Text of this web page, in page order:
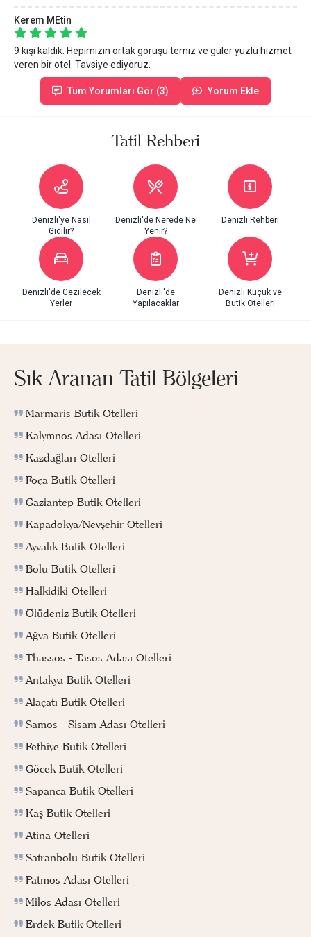
Kerem MEtin
9 kişi kaldık. Hepimizin ortak görüşü temiz ve güler yüzlü hizmet
veren bir otel. Tavsiye ediyoruz.
Tüm Yorumları Gör (3) Yorum Ekle
Tatil Rehberi
Denizli'ye Nasıl
Gidilir?
Denizli'de Nerede Ne
Yenir?
Denizli Rehberi
Denizli'de Gezilecek
Yerler
Denizli'de
Yapılacaklar
Denizli Küçük ve
Butik Otelleri
Sık Aranan Tatil Bölgeleri
Marmaris Butik Otelleri
Kalymnos Adası Otelleri
Kazdağları Otelleri
Foça Butik Otelleri
Gaziantep Butik Otelleri
Kapadokya/Nevşehir Otelleri
Ayvalık Butik Otelleri
Bolu Butik Otelleri
Halkidiki Otelleri
Ölüdeniz Butik Otelleri
Ağva Butik Otelleri
Thassos - Tasos Adası Otelleri
Antakya Butik Otelleri
Alaçatı Butik Otelleri
Samos - Sisam Adası Otelleri
Fethiye Butik Otelleri
Göcek Butik Otelleri
Sapanca Butik Otelleri
Kaş Butik Otelleri
Atina Otelleri
Safranbolu Butik Otelleri
Patmos Adası Otelleri
Milos Adası Otelleri
Erdek Butik Otelleri